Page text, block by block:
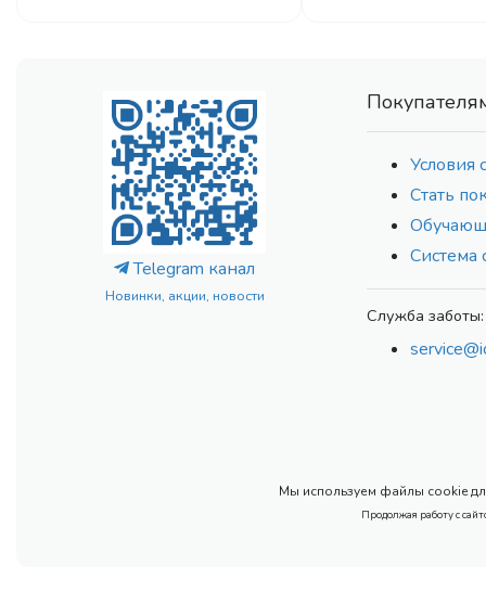
Telegram канал
Новинки, акции, новости
Условия
Стать
Система
Служба заботы:
Мы используем файлы cookie
Продолжая работу с